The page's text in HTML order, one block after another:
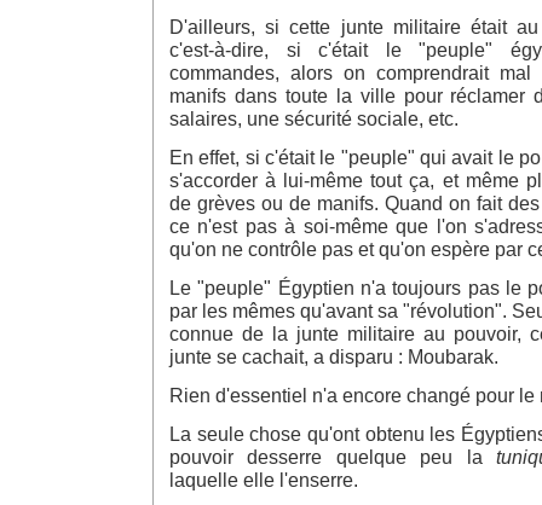
D'ailleurs, si cette junte militaire était
c'est-à-dire, si c'était le "peuple"
commandes, alors on comprendrait
manifs dans toute la ville pour réclamer
salaires, une sécurité sociale, etc.
En effet, si c'était le "peuple" qui avait le
s'accorder à lui-même tout ça, et même
de grèves ou de manifs. Quand on fait
ce n'est pas à soi-même que l'on
qu'on ne contrôle pas et qu'on espère par
Le "peuple" Égyptien n'a toujours pas le
par les mêmes qu'avant sa "révolution".
connue de la junte militaire au pouvoir,
junte se cachait, a disparu : Moubarak.
Rien d'essentiel n'a encore changé pour le
La seule chose qu'ont obtenu les
pouvoir desserre quelque peu la
laquelle elle l'enserre.